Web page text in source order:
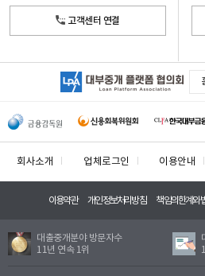
고객센터 연결
회사소개 업체로그인 이용안내
이용약관 개인정보처리방침 책임의한계와
대출중개분야 방문자수
11년 연속 1위